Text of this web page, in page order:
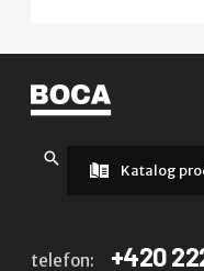
Katalog
telefon: +420